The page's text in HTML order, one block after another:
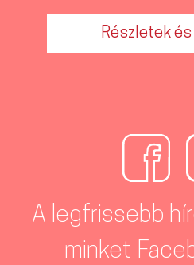
Részletek
A legfrissebb
minket